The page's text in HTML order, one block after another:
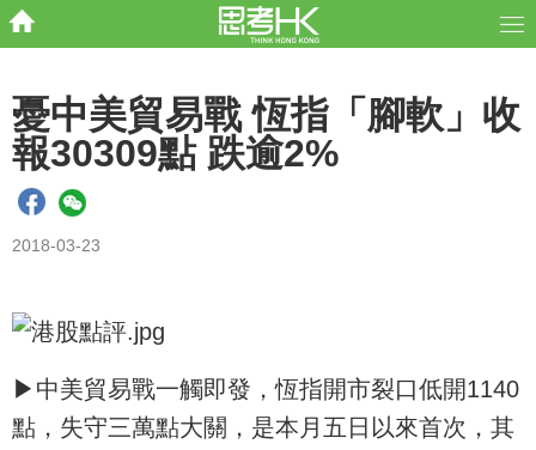
憂中美貿易戰 恆指「腳軟」收
報30309點 跌逾2%
2018-03-23
▶中美貿易戰一觸即發，恆指開市裂口低開1140
點，失守三萬點大關，是本月五日以來首次，其